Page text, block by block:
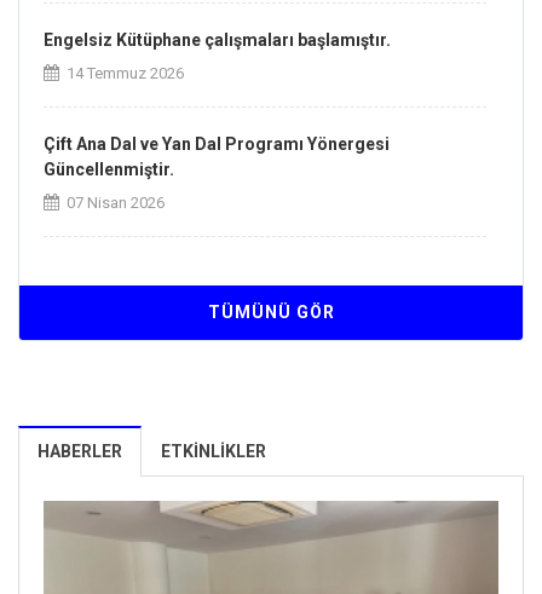
Engelsiz Kütüphane çalışmaları başlamıştır.
14 Temmuz 2026
Çift Ana Dal ve Yan Dal Programı Yönergesi
Güncellenmiştir.
07 Nisan 2026
İlişkin Yönergesi Güncellenmiştir.
Yönetim Sistemi sertifikasını almaya hak kazanmıştır.
26 Mart 2026
TÜMÜNÜ GÖR
HABERLER ETKINLIKLER